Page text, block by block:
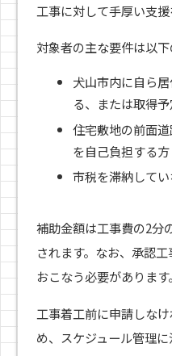
工事に対して手厚い支援
対象者の主な要件は以下
犬山市内に自ら
る、または取得
住宅敷地の前面
を自己負担する方
市税を滞納して
補助金額は工事費の2分
されます。なお、承認
おこなう必要があります。
工事着工前に申請しな
め、スケジュール管理に